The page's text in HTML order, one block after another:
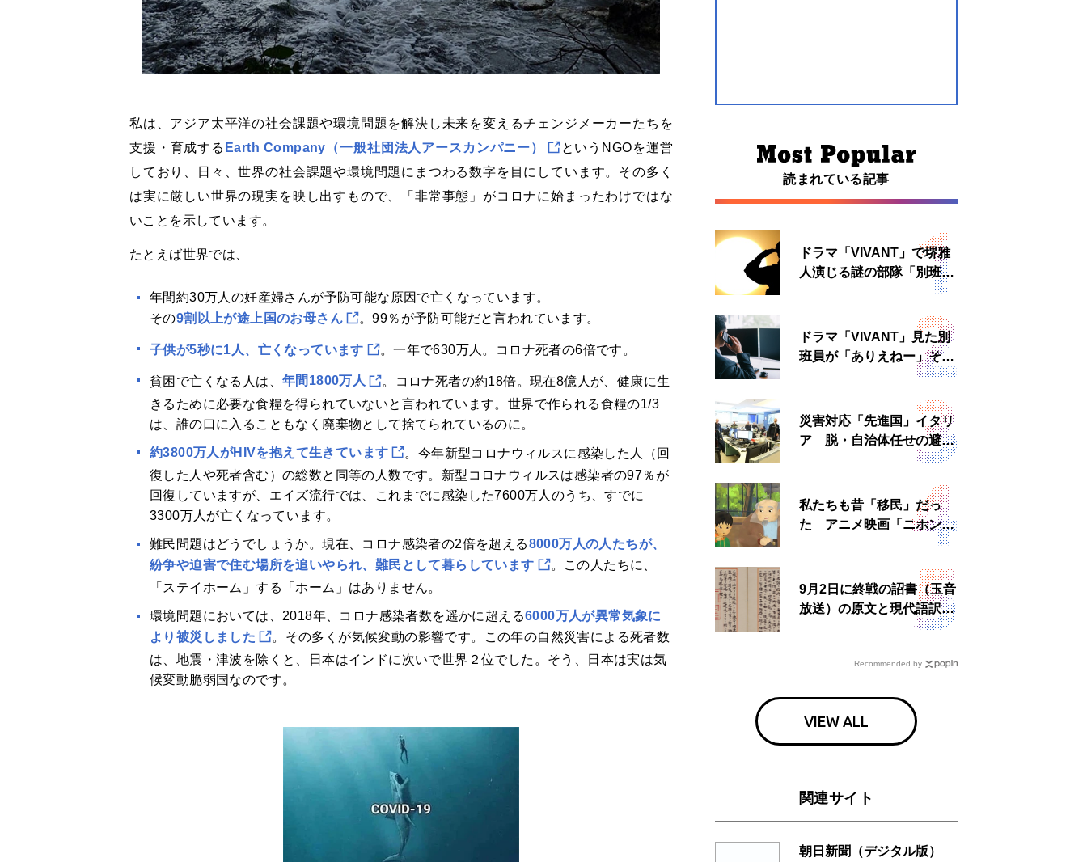
私は、アジア太平洋の社会課題や環境問題を解決し未来を変えるチェンジメーカーたちを
支援・育成する Earth Company（一般社団法人アースカンパニー）
というNGOを運営
しており、日々、世界の社会課題や環境問題にまつわる数字を目にしています。その多く
は実に厳しい世界の現実を映し出すもので、「非常事態」がコロナに始まったわけではな
いことを示しています。
たとえば世界では、
年間約30万人の妊産婦さんが予防可能な原因で亡くなっています。
その9割以上が途上国のお母さん 。99％が予防可能だと言われています。
子供が5秒に1人、亡くなっています 。一年で630万人。コロナ死者の6倍です。
貧困で亡くなる人は、 年間1800万人
。コロナ死者の約18倍。現在8億人が、健康に生
きるために必要な食糧を得られていないと言われています。世界で作られる食糧の1/3
は、誰の口に入ることもなく廃棄物として捨てられているのに。
約3800万人がHIVを抱えて生きています
。今年新型コロナウィルスに感染した人（回
復した人や死者含む）の総数と同等の人数です。新型コロナウィルスは感染者の97％が
回復していますが、エイズ流行では、これまでに感染した7600万人のうち、すでに
3300万人が亡くなっています。
難民問題はどうでしょうか。現在、コロナ感染者の2倍を超える8000万人の人たちが、
紛争や迫害で住む場所を追いやられ、難民として暮らしています
。この人たちに、
「ステイホーム」する「ホーム」はありません。
環境問題においては、2018年、コロナ感染者数を遥かに超える6000万人が異常気象に
より被災しました
。その多くが気候変動の影響です。この年の自然災害による死者数
は、地震・津波を除くと、日本はインドに次いで世界２位でした。そう、日本は実は気
候変動脆弱国なのです。
読まれている記事
ドラマ「VIVANT」で堺雅
人演じる謎の部隊「別班」
は実在する？内情知る人物
ドラマ「VIVANT」見た別
班員が「ありえねー」その
理由とは 非公然組織ゆえ
災害対応「先進国」イタリ
ア 脱・自治体任せの避難
所運営、被災者への温かい
私たちも昔「移民」だっ
た アニメ映画「ニホンジ
9月2日に終戦の詔書（玉音
放送）の原文と現代語訳を
読む もう一つの「終戦の
Recommended by
VIEW ALL
関連サイト
朝日新聞（デジタル版）